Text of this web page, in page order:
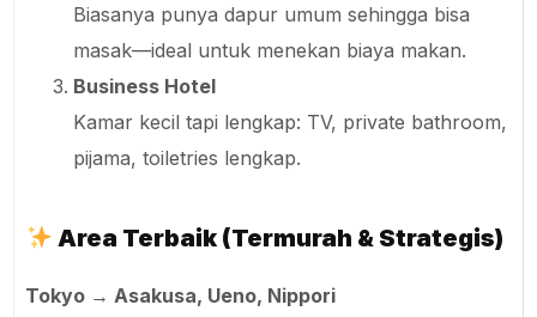
Biasanya punya dapur umum sehingga bisa
masak—ideal untuk menekan biaya makan.
Business Hotel
Kamar kecil tapi lengkap: TV, private bathroom,
pijama, toiletries lengkap.
Area Terbaik (Termurah & Strategis)
Tokyo → Asakusa, Ueno, Nippori